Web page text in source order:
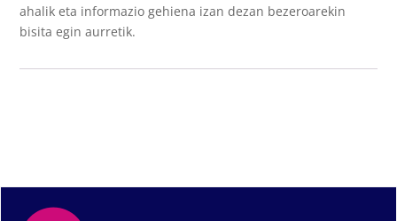
ahalik eta informazio gehiena izan dezan bezeroarekin
bisita egin aurretik.